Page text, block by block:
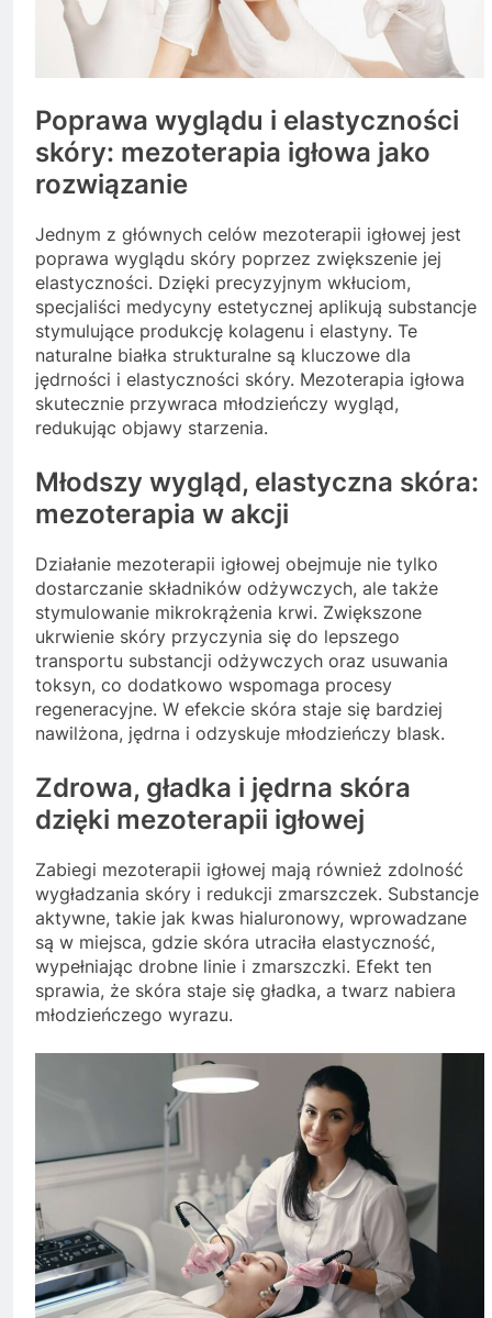
Poprawa wyglądu i elastyczności
skóry: mezoterapia igłowa jako
rozwiązanie
Jednym z głównych celów mezoterapii igłowej jest
poprawa wyglądu skóry poprzez zwiększenie jej
elastyczności. Dzięki precyzyjnym wkłuciom,
specjaliści medycyny estetycznej aplikują substancje
stymulujące produkcję kolagenu i elastyny. Te
naturalne białka strukturalne są kluczowe dla
jędrności i elastyczności skóry. Mezoterapia igłowa
skutecznie przywraca młodzieńczy wygląd,
redukując objawy starzenia.
Młodszy wygląd, elastyczna skóra:
mezoterapia w akcji
Działanie mezoterapii igłowej obejmuje nie tylko
dostarczanie składników odżywczych, ale także
stymulowanie mikrokrążenia krwi. Zwiększone
ukrwienie skóry przyczynia się do lepszego
transportu substancji odżywczych oraz usuwania
toksyn, co dodatkowo wspomaga procesy
regeneracyjne. W efekcie skóra staje się bardziej
nawilżona, jędrna i odzyskuje młodzieńczy blask.
Zdrowa, gładka i jędrna skóra
dzięki mezoterapii igłowej
Zabiegi mezoterapii igłowej mają również zdolność
wygładzania skóry i redukcji zmarszczek. Substancje
aktywne, takie jak kwas hialuronowy, wprowadzane
są w miejsca, gdzie skóra utraciła elastyczność,
wypełniając drobne linie i zmarszczki. Efekt ten
sprawia, że skóra staje się gładka, a twarz nabiera
młodzieńczego wyrazu.